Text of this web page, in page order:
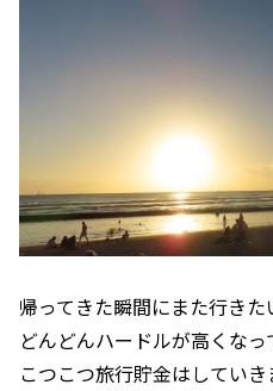
帰ってきた瞬間にまた行きた
どんどんハードルが高くなっ
こつこつ旅行貯金はしていき